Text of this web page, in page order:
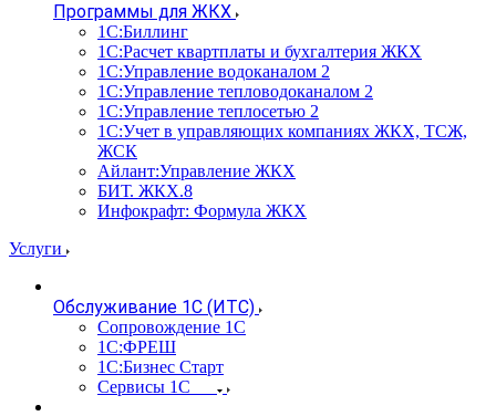
Программы для ЖКХ
1С:Биллинг
1С:Расчет квартплаты и бухгалтерия ЖКХ
1С:Управление водоканалом 2
1С:Управление тепловодоканалом 2
1С:Управление теплосетью 2
1С:Учет в управляющих компаниях ЖКХ, ТСЖ,
ЖСК
Айлант:Управление ЖКХ
БИТ. ЖКХ.8
Инфокрафт: Формула ЖКХ
Услуги
Обслуживание 1С (ИТС)
Сопровождение 1С
1С:ФРЕШ
1С:Бизнес Старт
Сервисы 1С